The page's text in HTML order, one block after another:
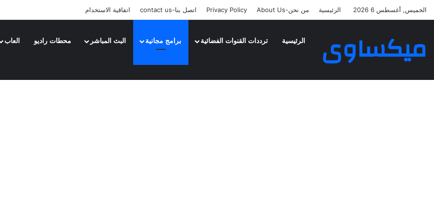
الخميس, أغسطس 6 2026 الرئيسية من نحن-About Us Privacy Policy اتصل بنا-contact us اتفاقية الاستخدام
ميكساوى الرئيسية ترددات القنوات الفضائية برامج مجانية البث المباشر محطات راديو العاب